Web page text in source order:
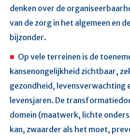
denken over de
van de zorg in het algemeen en
bijzonder.
Op vele terreinen is de
kansenongelijkheid zichtbaar,
gezondheid, levensverwachting
levensjaren. De
domein (maatwerk, lichte
kan, zwaarder als het moet,